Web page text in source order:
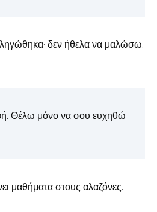
δεν ήθελα να μαλώσω.
Θέλω μόνο να σου ευχηθώ
μαθήματα στους αλαζόνες.